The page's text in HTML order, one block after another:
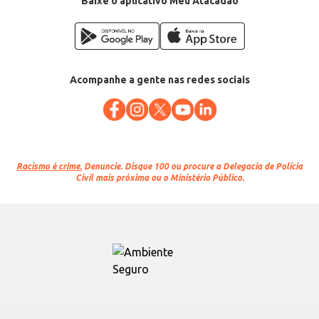
Acompanhe a gente nas redes sociais
Racismo é crime. Denuncie. Disque 100 ou procure a Delegacia de Polícia
Civil mais próxima ou o Ministério Público.